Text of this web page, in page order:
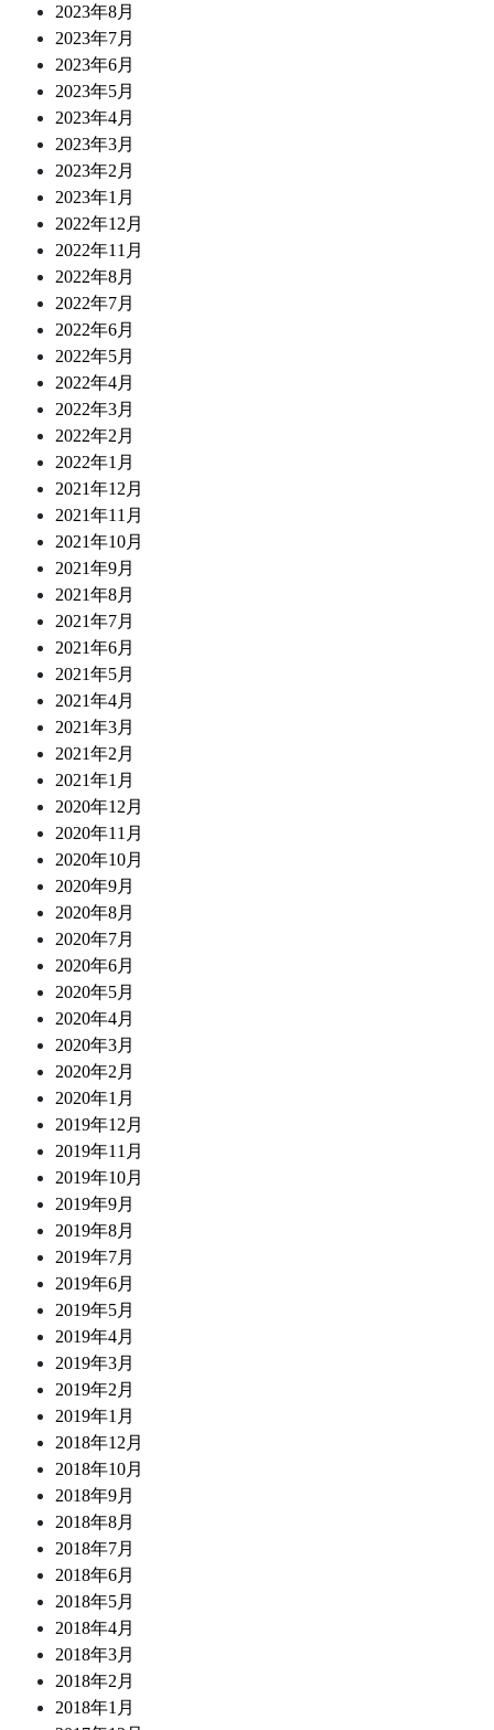
2023年8月
2023年7月
2023年6月
2023年5月
2023年4月
2023年3月
2023年2月
2023年1月
2022年12月
2022年11月
2022年8月
2022年7月
2022年6月
2022年5月
2022年4月
2022年3月
2022年2月
2022年1月
2021年12月
2021年11月
2021年10月
2021年9月
2021年8月
2021年7月
2021年6月
2021年5月
2021年4月
2021年3月
2021年2月
2021年1月
2020年12月
2020年11月
2020年10月
2020年9月
2020年8月
2020年7月
2020年6月
2020年5月
2020年4月
2020年3月
2020年2月
2020年1月
2019年12月
2019年11月
2019年10月
2019年9月
2019年8月
2019年7月
2019年6月
2019年5月
2019年4月
2019年3月
2019年2月
2019年1月
2018年12月
2018年10月
2018年9月
2018年8月
2018年7月
2018年6月
2018年5月
2018年4月
2018年3月
2018年2月
2018年1月